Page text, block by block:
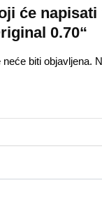
će napisati
0.70“
biti objavljena.